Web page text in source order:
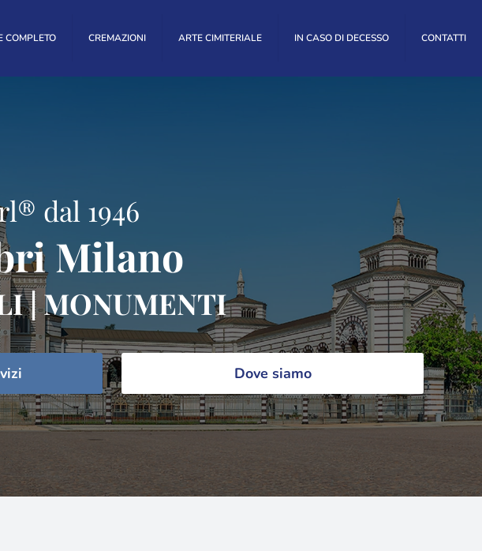
COMPLETO CREMAZIONI ARTE CIMITERIALE IN CASO DI DECESSO CONTATTI
dal 1946
Milano
| MONUMENTI
Dove siamo